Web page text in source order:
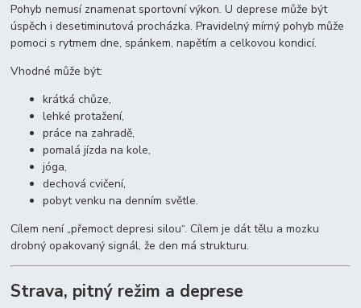
Pohyb nemusí znamenat sportovní výkon. U deprese může být
úspěch i desetiminutová procházka. Pravidelný mírný pohyb může
pomoci s rytmem dne, spánkem, napětím a celkovou kondicí.
Vhodné může být:
krátká chůze,
lehké protažení,
práce na zahradě,
pomalá jízda na kole,
jóga,
dechová cvičení,
pobyt venku na denním světle.
Cílem není „přemoct depresi silou“. Cílem je dát tělu a mozku
drobný opakovaný signál, že den má strukturu.
Strava, pitný režim a deprese